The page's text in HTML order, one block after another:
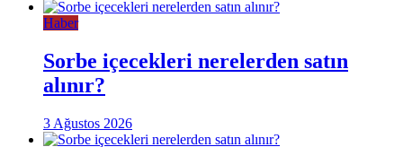
Haber
Sorbe içecekleri nerelerden satın
alınır?
3 Ağustos 2026